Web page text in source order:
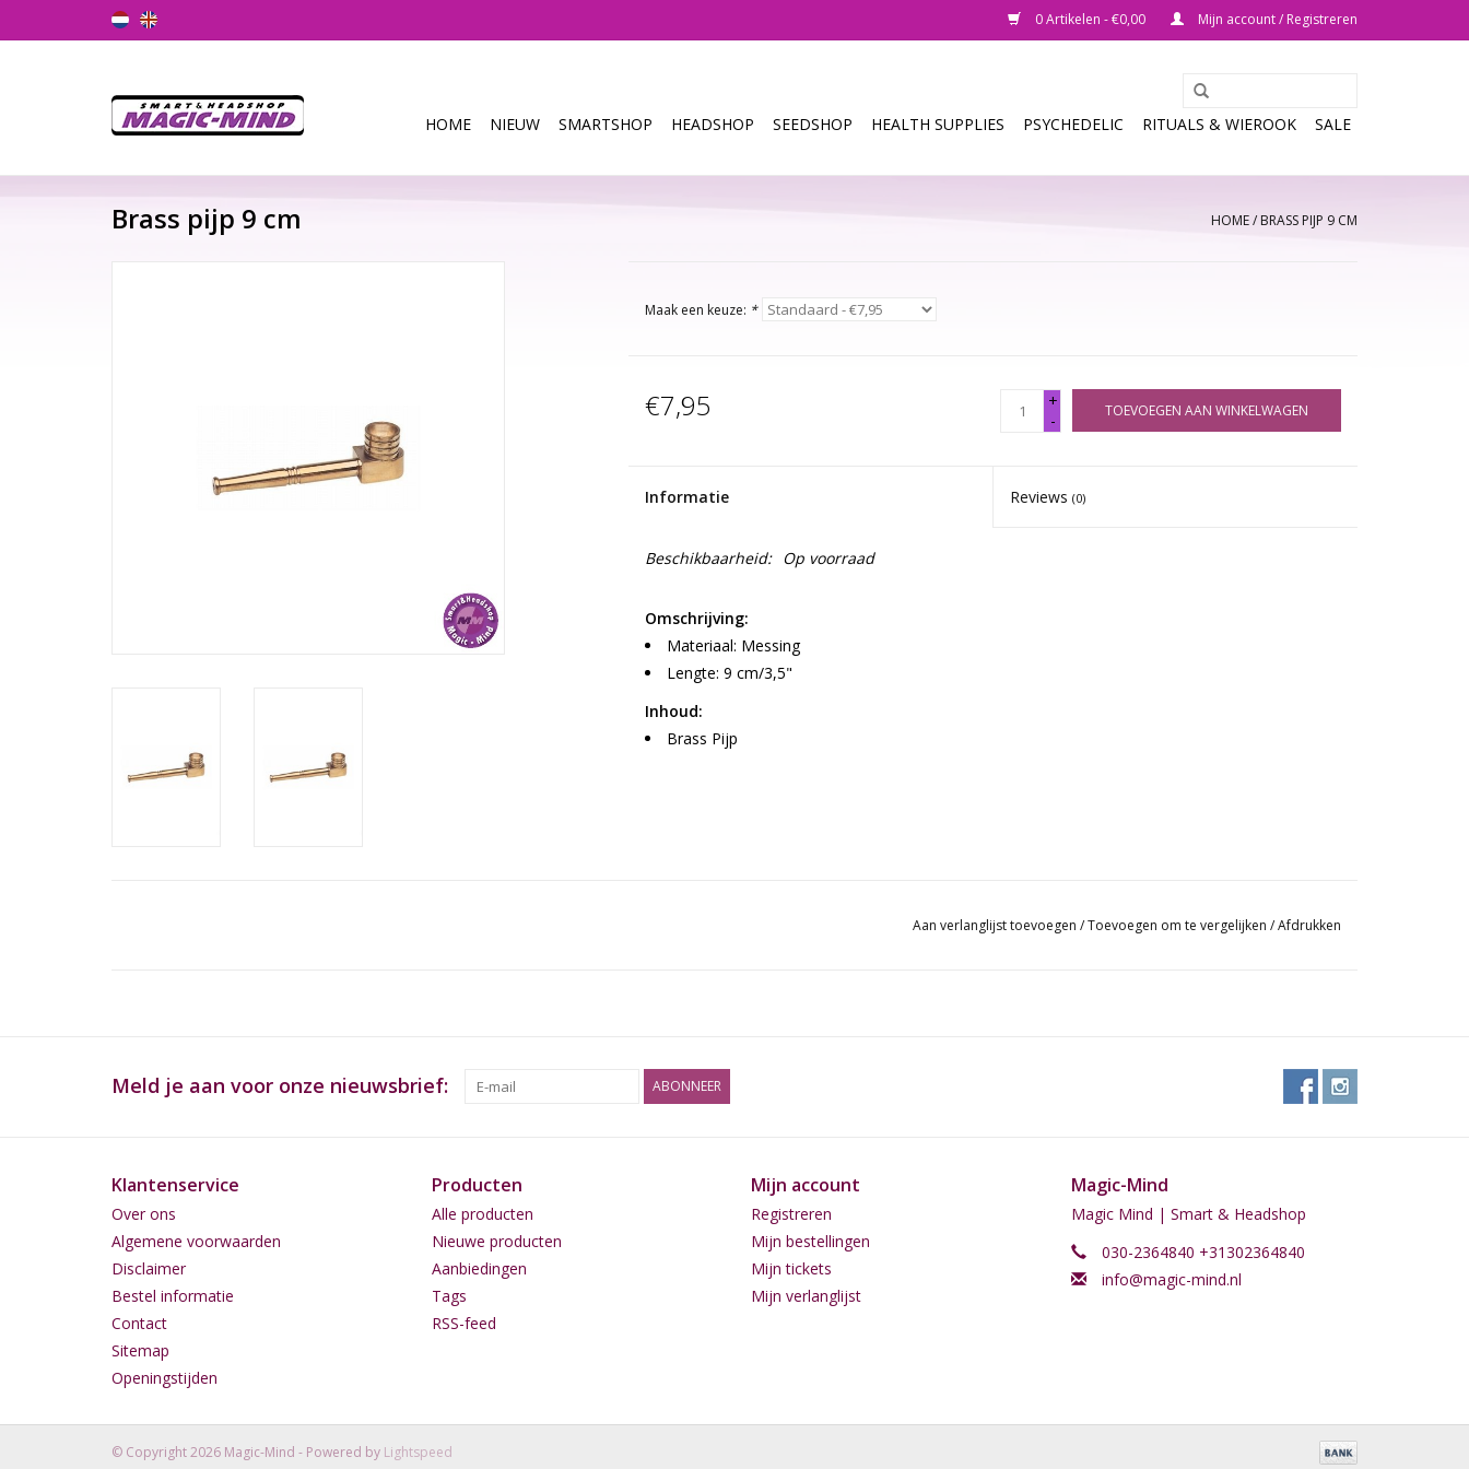
0 Artikelen - €0,00 Mijn account / Registreren
HOME NIEUW SMARTSHOP HEADSHOP SEEDSHOP HEALTH SUPPLIES PSYCHEDELIC RITUALS & WIEROOK SALE
Brass pijp 9 cm HOME/BRASS PIJP 9 CM
Maak een keuze: *
€7,95
+
-
TOEVOEGEN AAN WINKELWAGEN
Informatie Reviews(0)
Beschikbaarheid: Op voorraad
Omschrijving:
Materiaal: Messing
Lengte: 9 cm/3,5"
Inhoud:
Brass Pijp
Aan verlanglijst toevoegen /Toevoegen om te vergelijken /Afdrukken
Meld je aan voor onze nieuwsbrief: ABONNEER
Klantenservice
Over ons
Algemene voorwaarden
Disclaimer
Bestel informatie
Contact
Sitemap
Openingstijden
Producten
Alle producten
Nieuwe producten
Aanbiedingen
Tags
RSS-feed
Mijn account
Registreren
Mijn bestellingen
Mijn tickets
Mijn verlanglijst
Magic-Mind
Magic Mind | Smart & Headshop
030-2364840 +31302364840
info@magic-mind.nl
© Copyright 2026 Magic-Mind - Powered by Lightspeed